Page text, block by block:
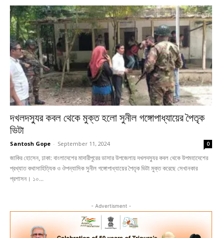
দখলদস্যুর কবল থেকে মুক্ত হলো সুনীল গঙ্গোপাধ্যায়ের পৈতৃক
ভিটা
Santosh Gope - September 11, 2024 0
জাকির হোসেন, ঢাকা: বাংলাদেশের মাদারীপুরের ডাসার উপজেলায় দখলদস্যুর কবল থেকে উপমহাদেশের
প্রখ্যাত কথাসাহিত্যিক ও ঔপন্যাসিক সুনীল গঙ্গোপাধ্যায়ের পৈতৃক ভিটা মুক্ত করেছে সেখানকার
প্রশাসন। ১০...
- Advertisment -